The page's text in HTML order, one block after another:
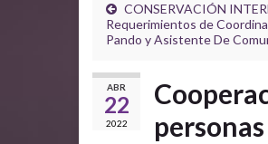
CONSERVACIÓN
Requerimientos de
Pando y Asistente De
ABR
22
2022